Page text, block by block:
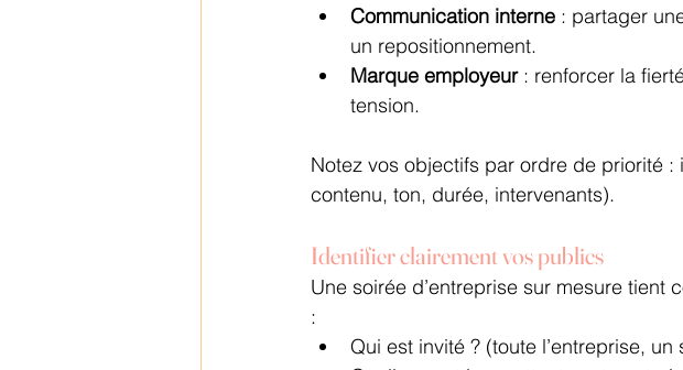
Communication interne : partager
un repositionnement.
Marque employeur : renforcer la
tension.
Notez vos objectifs par ordre de priorité
contenu, ton, durée, intervenants).
Identifier clairement vos publics
Une soirée d’entreprise sur mesure
:
Qui est invité ? (toute l’entreprise,